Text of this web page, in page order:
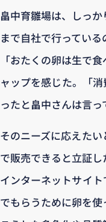
畠中育雛場は、しっ
まで自社で行ってい
「おたくの卵は生で
ャップを感じた。「
ったと畠中さんは言っ
そのニーズに応えた
で販売できると立証
インターネットサイ
でもらうために卵を